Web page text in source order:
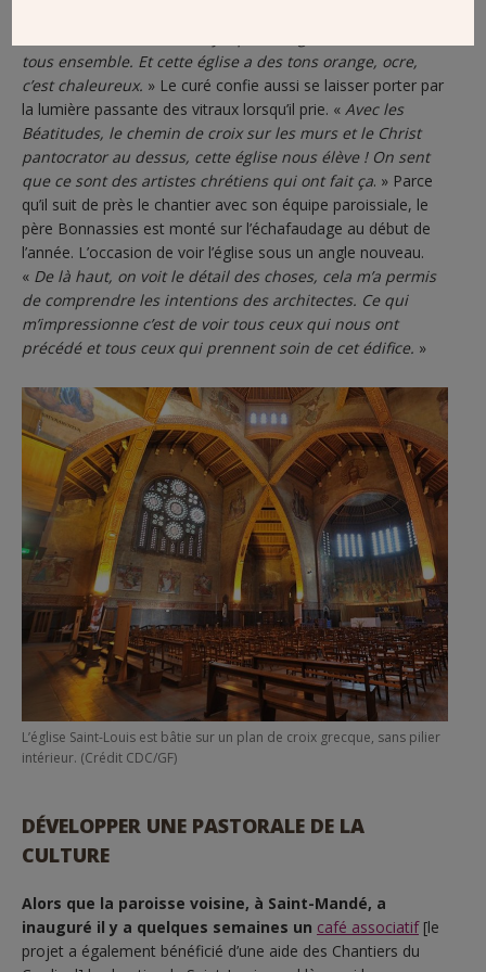
tous ensemble. Et cette église a des tons orange, ocre,
c’est chaleureux. » Le curé confie aussi se laisser porter par
la lumière passante des vitraux lorsqu’il prie. « Avec les
Béatitudes, le chemin de croix sur les murs et le Christ
pantocrator au dessus, cette église nous élève ! On sent
que ce sont des artistes chrétiens qui ont fait ça. » Parce
qu’il suit de près le chantier avec son équipe paroissiale, le
père Bonnassies est monté sur l’échafaudage au début de
l’année. L’occasion de voir l’église sous un angle nouveau.
« De là haut, on voit le détail des choses, cela m’a permis
de comprendre les intentions des architectes. Ce qui
m’impressionne c’est de voir tous ceux qui nous ont
précédé et tous ceux qui prennent soin de cet édifice. »
L’église Saint-Louis est bâtie sur un plan de croix grecque, sans pilier
intérieur. (Crédit CDC/GF)
DÉVELOPPER UNE PASTORALE DE LA
CULTURE
Alors que la paroisse voisine, à Saint-Mandé, a
inauguré il y a quelques semaines un café associatif[le
projet a également bénéficié d’une aide des Chantiers du